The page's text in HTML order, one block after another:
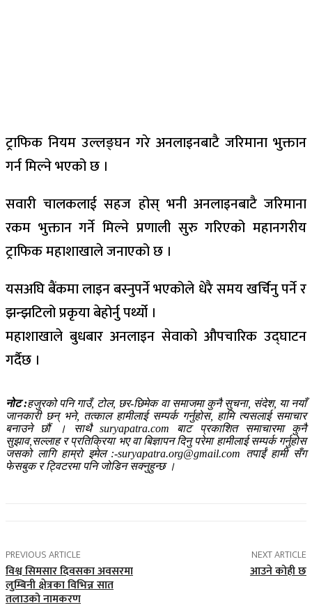
ट्राफिक नियम उल्लङ्घन गरे अनलाइनबाटै जरिमाना भुक्तान
गर्न मिल्ने भएको छ ।
सवारी चालकलाई सहज होस् भनी अनलाइनबाटै जरिमाना
रकम भुक्तान गर्ने मिल्ने प्रणाली सुरु गरिएको महानगरीय
ट्राफिक महाशाखाले जनाएको छ ।
यसअघि बैंकमा लाइन बस्नुपर्ने भएकोले धेरै समय खर्चिनु पर्ने र
झन्झटिलो प्रकृया बेहोर्नु पर्थ्यो ।
महाशाखाले बुधबार अनलाइन सेवाको औपचारिक उद्घाटन
गर्दैछ ।
नोट :हजुरको पनि गाउँ, टोल, छर-छिमेक वा समाजमा कुनै सुचना, संदेश, या नयाँ
जानकारी छन् भने, तत्काल हामीलाई सम्पर्क गर्नुहोस, हामि त्यसलाई समाचार
बनाउने छौं । साथै suryapatra.com बाट प्रकाशित समाचारमा कुनै
सुझाव,सल्लाह र प्रतिक्रिया भए वा बिज्ञापन दिनु परेमा हामीलाई सम्पर्क गर्नुहोस
जसको लागि हाम्रो इमेल :-suryapatra.org@gmail.com तपाईं हामी सँग
फेसबुक र ट्विटरमा पनि जोडिन सक्नुहुन्छ ।
PREVIOUS ARTICLE
विश्व सिमसार दिवसका अवसरमा
लुम्बिनी क्षेत्रका विभिन्न सात
तलाउको नामकरण
NEXT ARTICLE
आउने कोही छ